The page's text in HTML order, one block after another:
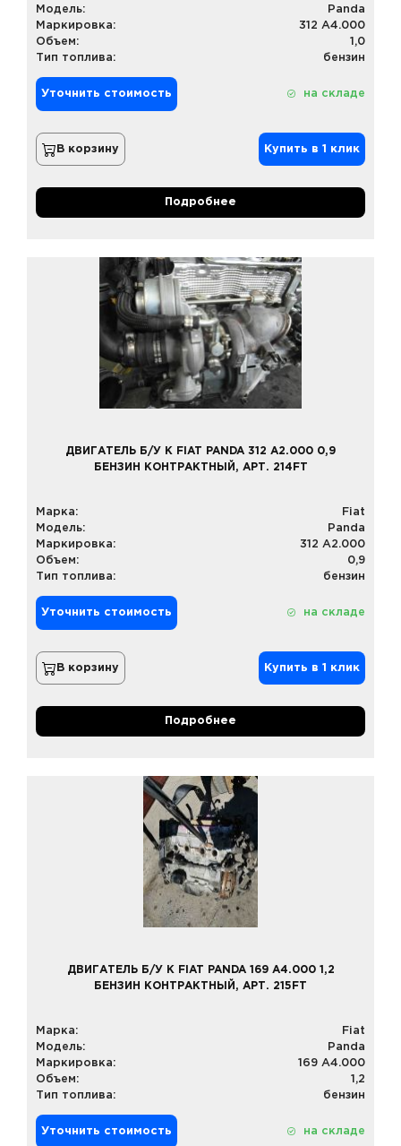
Модель:
Panda
Маркировка:
312 A4.000
Объем:
1,0
Тип топлива:
бензин
Уточнить стоимость на складе
В корзину Купить в 1 клик
Подробнее
ДВИГАТЕЛЬ Б/У К FIAT PANDA 312 A2.000 0,9
БЕНЗИН КОНТРАКТНЫЙ, АРТ. 214FT
Марка:
Fiat
Модель:
Panda
Маркировка:
312 A2.000
Объем:
0,9
Тип топлива:
бензин
Уточнить стоимость на складе
В корзину Купить в 1 клик
Подробнее
ДВИГАТЕЛЬ Б/У К FIAT PANDA 169 A4.000 1,2
БЕНЗИН КОНТРАКТНЫЙ, АРТ. 215FT
Марка:
Fiat
Модель:
Panda
Маркировка:
169 A4.000
Объем:
1,2
Тип топлива:
бензин
Уточнить стоимость на складе